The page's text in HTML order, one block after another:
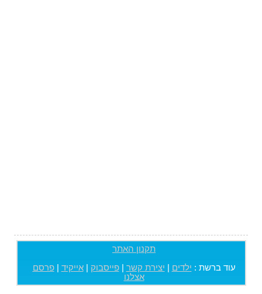
תקנון האתר
עוד ברשת : ילדים יצירת קשר |פייסבוק |אייקיד |פרסם
אצלנו